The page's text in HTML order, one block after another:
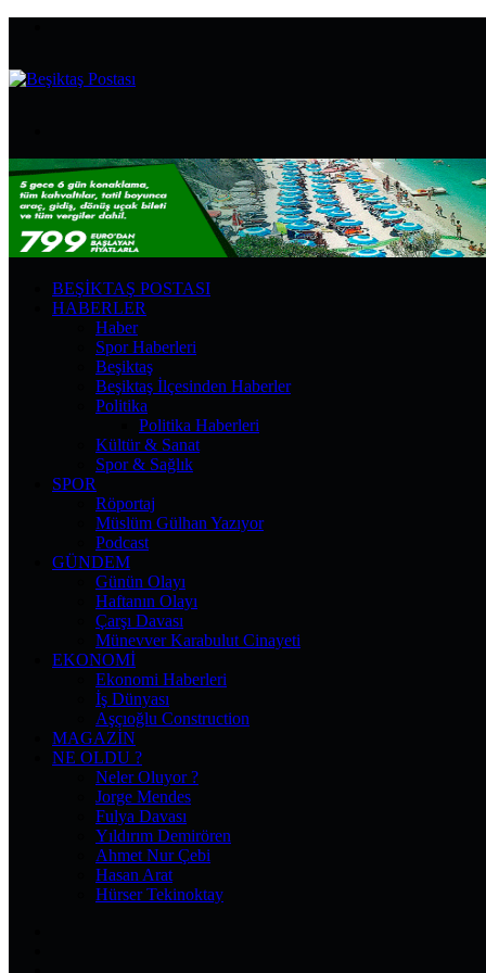
...
BEŞIKTAŞ POSTASI
HABERLER
Haber
Spor Haberleri
Beşiktaş
Beşiktaş İlçesinden Haberler
Politika
Politika Haberleri
Kültür & Sanat
Spor & Sağlık
SPOR
Röportaj
Müslüm Gülhan Yazıyor
Podcast
GÜNDEM
Günün Olayı
Haftanın Olayı
Çarşı Davası
Münevver Karabulut Cinayeti
EKONOMI
Ekonomi Haberleri
İş Dünyası
Aşçıoğlu Construction
MAGAZIN
NE OLDU ?
Neler Oluyor ?
Jorge Mendes
Fulya Davası
Yıldırım Demirören
Ahmet Nur Çebi
Hasan Arat
Hürser Tekinoktay